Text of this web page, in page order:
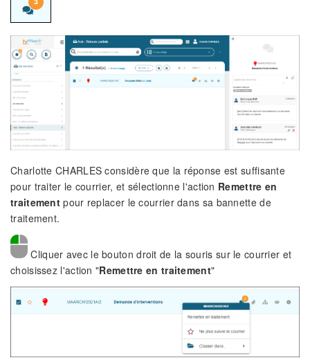
Charlotte CHARLES considère que la réponse est suffisante
pour traiter le courrier, et sélectionne l'action Remettre en
traitement pour replacer le courrier dans sa bannette de
traitement.
Cliquer avec le bouton droit de la souris sur le courrier et
choisissez l'action "Remettre en traitement"